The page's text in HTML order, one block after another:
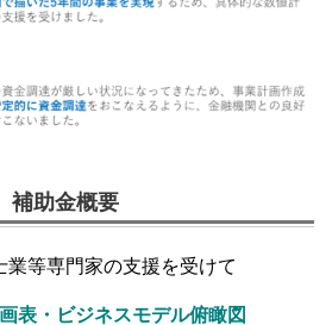
補助金概要
業等専門家の支援を受けて
表・ビジネスモデル俯瞰図